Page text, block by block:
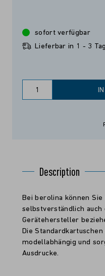
sofort verfügbar
Lieferbar in 1 - 3
IN
Description
Bei berolina können
selbstverständlich
Gerätehersteller
Die
modellabhängig und
Ausdrucke.